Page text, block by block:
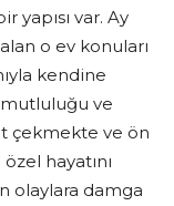
yapısı var. Ay
o ev konuları
kendine
mutluluğu ve
çekmekte ve ön
hayatını
olaylara damga